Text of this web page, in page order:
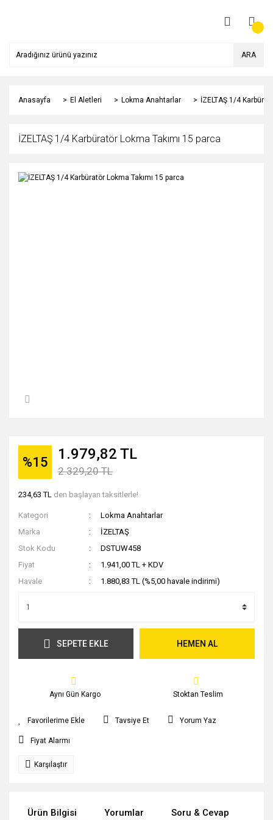
ARA
Anasayfa El Aletleri Lokma Anahtarlar İZELTAŞ 1/4
İZELTAŞ 1/4 Karbüratör Lokma Takımı 15 parca
%15 1.979,82 TL
2.329,20 TL
234,63 TL den başlayan taksitlerle!
Kategori
Lokma Anahtarlar
Marka
İZELTAŞ
Stok Kodu
DSTUW458
Fiyat
1.941,00 TL + KDV
Havale
1.880,83 TL (%5,00 havale indirimi)
SEPETE EKLE HEMEN AL
Aynı Gün Kargo Stoktan Teslim
Tavsiye Et Yorum Yaz
Fiyat Alarmı
Karşılaştır
Ürün Bilgisi Yorumlar Soru & Cevap